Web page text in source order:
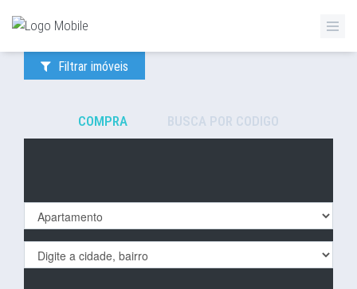
Filtrar imóveis
COMPRA BUSCA POR CODIGO